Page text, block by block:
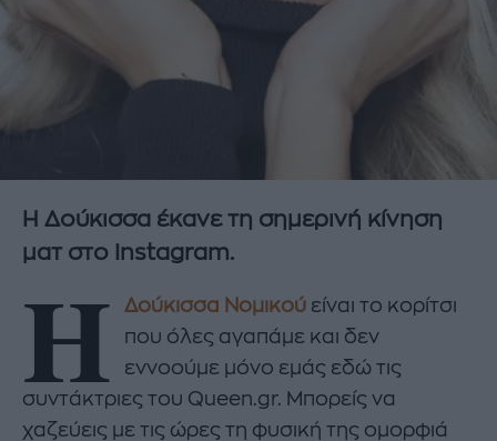
Η Δούκισσα έκανε τη σημερινή κίνηση
ματ στo Ιnstagram.
Η Δούκισσα Νομικού είναι το κορίτσι
που όλες αγαπάμε και δεν
εννοούμε μόνο εμάς εδώ τις
συντάκτριες του Queen.gr. Μπορείς να
χαζεύεις με τις ώρες τη φυσική της ομορφιά